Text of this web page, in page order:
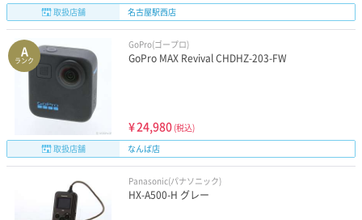
取扱店舗
名古屋駅西店
A
ランク
GoPro(ゴープロ)
GoPro MAX Revival CHDHZ-203-FW
¥24,980 (税込)
取扱店舗
なんば店
Panasonic(パナソニック)
HX-A500-H グレー